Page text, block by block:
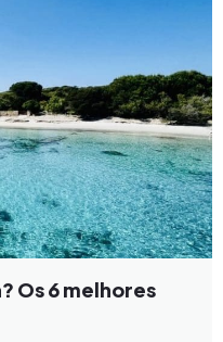
Os 6 melhores